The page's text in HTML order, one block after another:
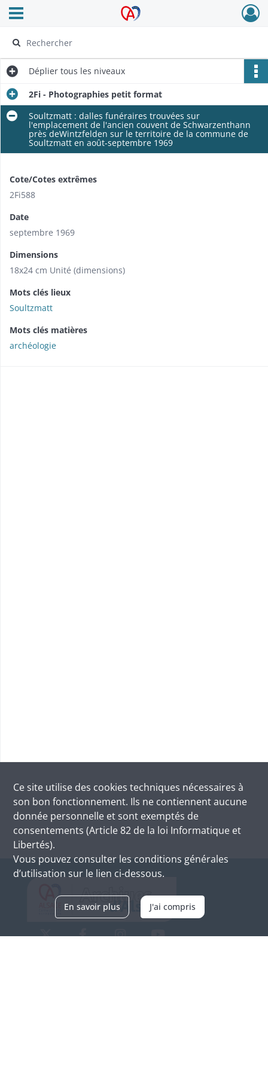
Archives Alsace - Colmar
Ouvrir le menu déroulant
Déplier tous les niveaux
2Fi - Photographies petit format
Soultzmatt : dalles funéraires trouvées sur
l'emplacement de l'ancien couvent de Schwarzenthann
près deWintzfelden sur le territoire de la commune de
Soultzmatt en août-septembre 1969
Cote/Cotes extrêmes
2Fi588
Date
septembre 1969
Dimensions
18x24 cm Unité (dimensions)
Mots clés lieux
Soultzmatt
Mots clés matières
archéologie
Ce site utilise des cookies techniques nécessaires à
son bon fonctionnement. Ils ne contiennent aucune
donnée personnelle et sont exemptés de
consentements (Article 82 de la loi Informatique et
Libertés).
Vous pouvez consulter les conditions générales
d’utilisation sur le lien ci-dessous.
En savoir plus J'ai compris